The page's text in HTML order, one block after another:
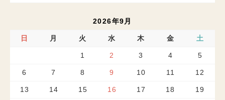
2026年9月
日 月 火 水 木 金 土
1 2 3 4 5
6 7 8 9 10 11 12
13 14 15 16 17 18 19